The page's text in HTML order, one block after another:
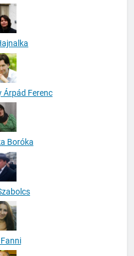
Árpád Ferenc
Boróka